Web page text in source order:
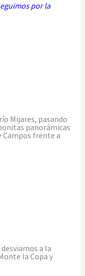
por la
Mijares, pasando
panorámicas
frente a
a la
la Copa y